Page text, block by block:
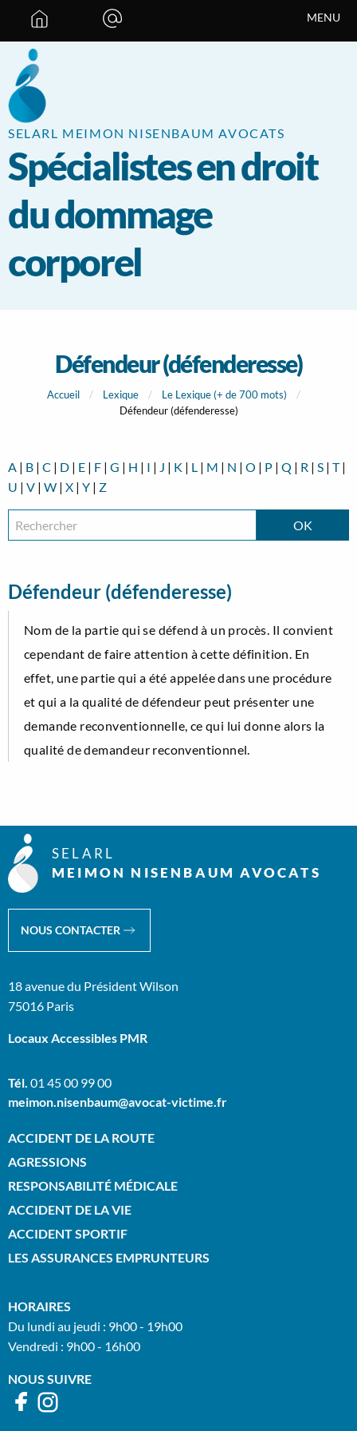
SELARL MEIMON NISENBAUM AVOCATS
Spécialistes en droit
du dommage
corporel
Défendeur (défenderesse)
Accueil Lexique
Le Lexique (+ de 700 mots)
Défendeur (défenderesse)
A | B | C | D | E | F | G | H | I | J | K | L | M | N | O | P | Q | R | S | T|
U | V | W | X | Y | Z
Défendeur (défenderesse)
Nom de la partie qui se défend à un procès. Il convient
cependant de faire attention à cette définition. En
effet, une partie qui a été appelée dans une procédure
et qui a la qualité de défendeur peut présenter une
demande reconventionnelle, ce qui lui donne alors la
qualité de demandeur reconventionnel.
SELARL
MEIMON NISENBAUM AVOCATS
NOUS CONTACTER
18 avenue du Président Wilson
75016 Paris
Locaux Accessibles PMR
Tél. 01 45 00 99 00
meimon.nisenbaum@avocat-victime.fr
ACCIDENT DE LA ROUTE
AGRESSIONS
RESPONSABILITÉ MÉDICALE
ACCIDENT DE LA VIE
ACCIDENT SPORTIF
LES ASSURANCES EMPRUNTEURS
HORAIRES
Du lundi au jeudi : 9h00 - 19h00
Vendredi : 9h00 - 16h00
NOUS SUIVRE
MENU
Panneau de gestion des cookies